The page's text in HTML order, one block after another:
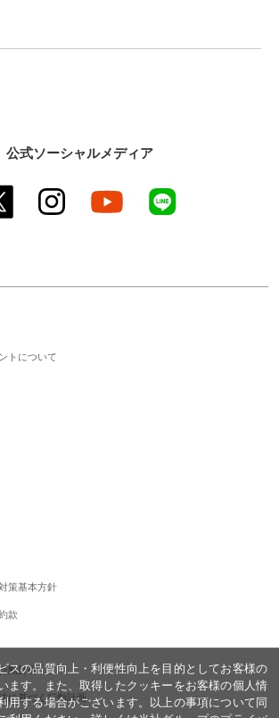
公式ソーシャルメディア
twitter instagram youtube
トについて
策基本方針
款
動計画
に基づく行動計画
スの品質向上・利便性向上を目的としてお客様の
ます。また、取得したクッキーをお客様の個人情
用する場合がございます。以上の事項について同